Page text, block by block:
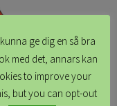
ge dig en så bra
med det, annars kan
to improve your
but you can opt-out